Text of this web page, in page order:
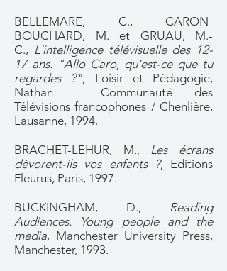
BELLEMARE, C., CARON-
BOUCHARD, M. et GRUAU, M.-
C., L'intelligence télévisuelle des 12-
17 ans. "Allo Caro, qu'est-ce que tu
regardes ?", Loisir et Pédagogie,
Nathan - Communauté des
Télévisions francophones / Chenlière,
Lausanne, 1994.
BRACHET-LEHUR, M., Les écrans
dévorent-ils vos enfants ?, Editions
Fleurus, Paris, 1997.
BUCKINGHAM, D., Reading
Audiences. Young people and the
media, Manchester University Press,
Manchester, 1993.